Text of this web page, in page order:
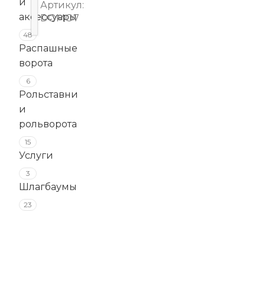
аксессуары
48
Распашные
ворота
6
Рольставни
и
рольворота
15
Услуги
3
Шлагбаумы
23
Артикул:
DOMO7